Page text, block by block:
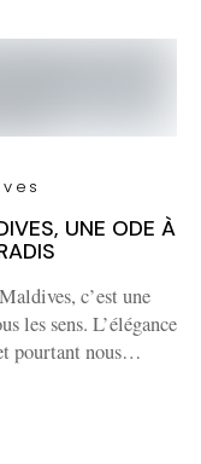
UNE ODE À
c’est une
les sens. L’élégance
pourtant nous…